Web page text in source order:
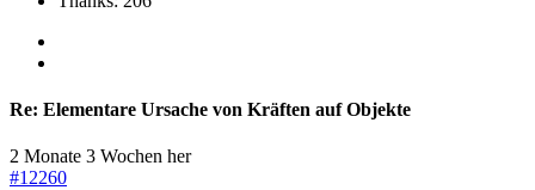
Re: Elementare Ursache von Kräften auf Objekte
2 Monate 3 Wochen her
#12260